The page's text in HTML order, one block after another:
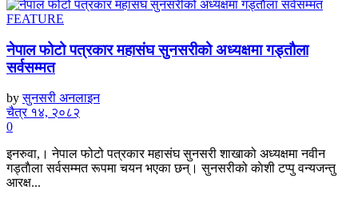
FEATURE
नेपाल फोटो पत्रकार महासंघ सुनसरीको अध्यक्षमा गड्ताैला
सर्वसम्मत
by सुनसरी अनलाइन
चैत्र १४, २०८२
0
इनरुवा,। नेपाल फोटो पत्रकार महासंघ सुनसरी शाखाको अध्यक्षमा नवीन
गड्ताैला सर्वसम्मत रूपमा चयन भएका छन्। सुनसरीको काेशी टप्पु वन्यजन्तु
आरक्ष...